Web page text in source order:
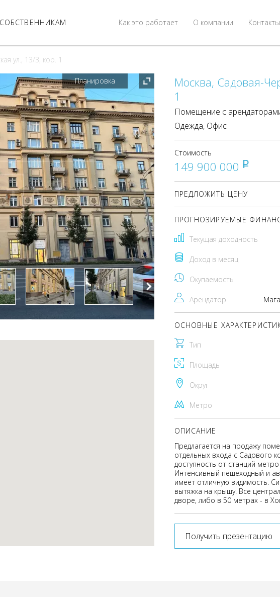
Контакты
О компании
Как это работает
ул., 13/3, кор. 1
Планировка
Москва, Садовая-
1
Помещение с
Одежда, Офис
Стоимость
149 900 000 pуб
ПРЕДЛОЖИТЬ ЦЕНУ
ПРОГНОЗИРУЕМЫЕ
Текущая доходность
Доход в месяц
Окупаемость
Арендатор
ОСНОВНЫЕ
Тип
Площадь
Округ
Метро
ОПИСАНИЕ
Предлагается на продажу
отдельных входа с Садового
доступность от станций
Интенсивный пешеходный и
имеет отличную видимость.
вытяжка на крышу. Все
дворе, либо в 50 метрах - в
Получить презентацию